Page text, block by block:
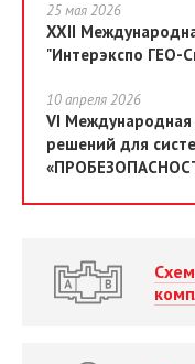
25 мая 2026
XXII
"Интерэкспо ГЕО-
10 апреля 2026
VI
решений для